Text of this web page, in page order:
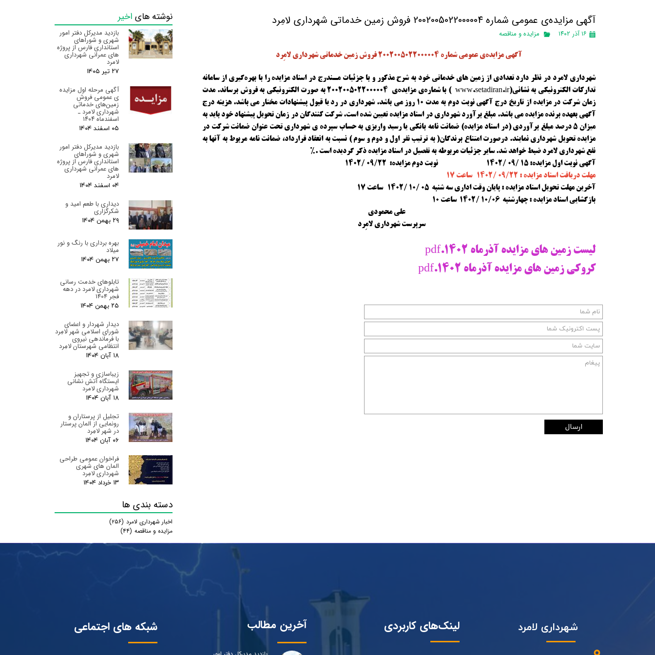
آگهی مزایده‌ی عمومی شماره 2002005022000004 فروش زمین خدماتی شهرداری لامِرد
۱۶ آذر ۱۴۰۲ مزایده و مناقصه
آگهي مزایده‌ی عمومی شماره 2002005022000004 فروش زمین خدماتی شهرداری لامِرد
شهرداري لامرد در نظر دارد تعدادی از زمین های خدماتی خود به شرح مذکور و با جزئیات مـندرج در اسناد مزایده را با بهره‌گیری از سامانه
تداركات الكترونيكی به نشانی(www.setadiran.ir ) با شماره‌ی مزایده‌ی 2002005022000004 به صورت الکترونیکی به فروش برساند. مدت
زمان شركت در مزایده از تاريخ درج آگهي نوبت دوم به مدت ۱۰ روز مي باشد. شهرداري در رد يا قبول پيشنهادات مختار مي باشد. هزينه درج
آگهي بعهده برنده مزایده مي باشد. مبلغ برآورد شهرداري در اسناد مزایده تعيين شده است. شرکت کنندگان در زمان تحويل پيشنهاد خود بايد به
ميزان 5 درصد مبلغ برآوردي (در اسناد مزایده) ضمانت نامه بانکی یا رسید واریزی به حساب سپرده ی شهرداری تحت عنوان ضمانت شركت در
مزایده تحويل شهرداري نمايند. درصورت امتناع برندگان( به ترتيب نفر اول و دوم و سوم ) نسبت به انعقاد قرارداد، ضمانت نامه مربوط به آنها به
نفع شهرداري لامرد ضبط خواهد شد. ساير جزئيات مربوطه به تفصيل در اسناد مزایده ذكر گرديده است .%
آگهي نوبت اول مزايده: ۱۵ /۰۹ /۱۴۰۲ نوبت دوم مزايده: ۰۹/۲۲ /۱۴۰۲
مهلت دریافت اسناد مزایده : ۰۹/۲۲ /۱۴۰۲ ساعت ۱۷
آخرين مهلت تحويل اسناد مزايده : پايان وقت اداري سه شنبه ۰۵ /۱۰ /۱۴۰۲ ساعت ۱۷
بازگشايي اسناد مزايده : چهارشنبه ۱۰/۰۶ /۱۴۰۲ ساعت ۱۰
علی محمودی
سرپرست شهرداری لامِرد
لیست زمین های مزایده آذرماه 1402.pdf
کروکی زمین های مزایده آذرماه 1402.pdf
ارسال
نوشته های اخیر
بازدید مدیرکل دفتر امور
شهری و شوراهای
استانداری فارس از پروژه
های عمرانی شهرداری
لامرد
۲۷ تیر ۰۵
آگهی مرحله اول مزایده
ی عمومی فروش
زمین‌های خدماتی
شهرداری لامرد ـ
اسفندماه ۱۴۰۴
۰۵ اسفند ۰۴
بازدید مدیرکل دفتر امور
شهری و شوراهای
استانداری فارس از پروژه
های عمرانی شهرداری
لامرد
۰۴ اسفند ۰۴
دیداری با طعم امید و
شکرگزاری
۲۹ بهمن ۰۴
بهره برداری با رنگ و نور
میلاد
۲۷ بهمن ۰۴
تابلوهای خدمت رسانی
شهرداری لامرد در دهه
فجر 1404
۲۵ بهمن ۰۴
دیدار شهردار و اعضای
شورای اسلامی شهر لامِرد
با فرماندهی نیروی
انتظامی شهرستان لامِرد
۱۸ آبان ۰۴
زیباسازی و تجهیز
ایستگاه آتش نشانی
شهرداری لامرد
۱۸ آبان ۰۴
تجلیل از پرستاران و
رونمایی از المان پرستار
در شهر لامِرد
۰۶ آبان ۰۴
فراخوان عمومی طراحی
المان های شهری
شهرداری لامِرد
۱۳ خرداد ۰۴
دسته بندی ها
اخبار شهرداری لامرد (۲۵۶)
مزایده و مناقصه (۴۴)
شهرداری لامرد لینک‌های کاربردی آخرین مطالب شبکه های اجتماعی